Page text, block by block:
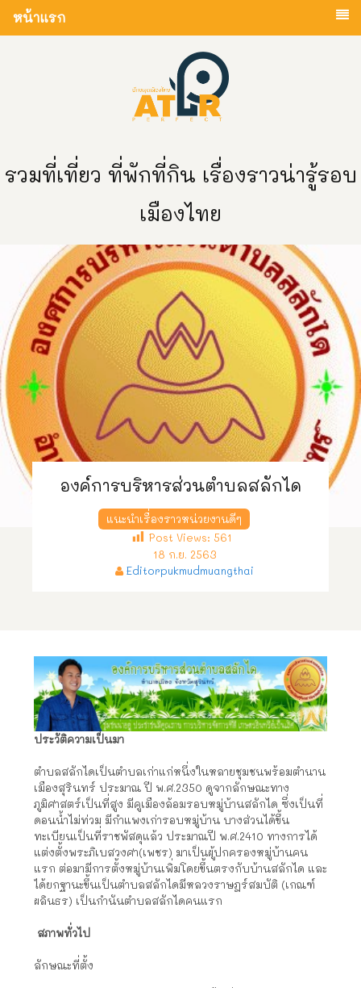
หน้าแรก
รวมที่เที่ยว ที่พักที่กิน เรื่องราวน่ารู้รอบ
เมืองไทย
องค์การบริหารส่วนตำบลสลักได
แนะนำเรื่องราวหน่วยงานดีๆ
Post Views: 561
18 ก.ย. 2563
Editorpukmudmuangthai
ประวัติความเป็นมา
ตำบลสลักไดเป็นตำบลเก่าแก่หนึ่งในหลายชุมชนพร้อมตำนาน
เมืองสุรินทร์ ประมาณ ปี พ.ศ.2350 ดูจากลักษณะทาง
ภูมิศาสตร์เป็นที่สูง มีคูเมืองล้อมรอบหมู่บ้านสลักได ซึ่งเป็นที่
ดอนน้ำไม่ท่วม มีกำแพงเก่ารอบหมู่บ้าน บางส่วนได้ขึ้น
ทะเบียนเป็นที่ราชพัสดุแล้ว ประมาณปี พ.ศ.2410 ทางการได้
แต่งตั้งพระภิเบสวงศา(เพชร) มาเป็นผู้ปกครองหมู่บ้านคน
แรก ต่อมามีการตั้งหมู่บ้านเพิ่มโดยขึ้นตรงกับบ้านสลักได และ
ได้ยกฐานะขึ้นเป็นตำบลสลักไดมีหลวงราษฎร์สมบัติ (เกณฑ์
ผลินธร) เป็นกำนันตำบลสลักไดคนแรก
สภาพทั่วไป
ลักษณะที่ตั้ง